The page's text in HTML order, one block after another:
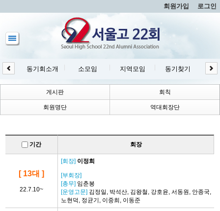
회원가입 로그인
동기회소개 소모임 지역모임 동기찾기 동
게시판 회칙
회원명단 역대회장단
기간 회장
[ 13대 ]
22.7.10~
[회장] 이정희
[부회장]
[총무] 임춘봉
[운영고문] 김정일, 박석산, 김왕철, 강호윤, 서동원, 안종국,
노현덕, 정균기, 이중희, 이동준